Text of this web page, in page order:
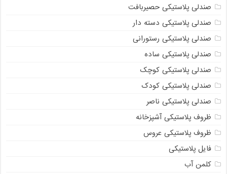
صندلی پلاستیکی حصیربافت
صندلی پلاستیکی دسته دار
صندلی پلاستیکی رستورانی
صندلی پلاستیکی ساده
صندلی پلاستیکی کوچک
صندلی پلاستیکی کودک
صندلی پلاستیکی ناصر
ظروف پلاستیکی آشپزخانه
ظروف پلاستیکی عروس
فایل پلاستیکی
کلمن آب